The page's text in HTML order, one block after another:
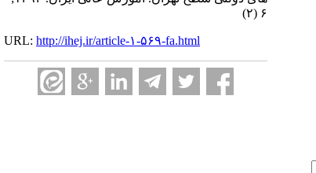
۶ (۲)
URL: http://ihej.ir/article-۱-۵۶۹-fa.html